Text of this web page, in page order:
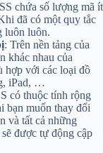
chứa số lượng mã ít
đã có một quy tắc
luôn luôn.
: Trên nền tảng của
khác nhau của
hợp với các loại đồ
iPad, …
có thuộc tính rộng
bạn muốn thay đổi
và tất cả những
được tự động cập